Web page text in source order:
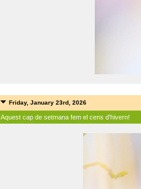
Friday, January 23rd, 2026
Aquest cap de setmana fem el cens d'hivern!